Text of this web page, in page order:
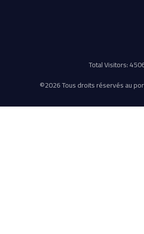
Total Visitors:
©2026 Tous droits réservés au